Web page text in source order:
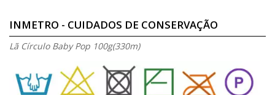
INMETRO - CUIDADOS DE CONSERVAÇÃO
Lã Círculo Baby Pop 100g(330m)